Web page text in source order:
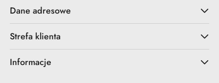
Dane adresowe
Strefa klienta
Informacje